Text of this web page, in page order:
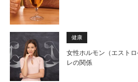
健康
女性ホルモン（エスト
レの関係